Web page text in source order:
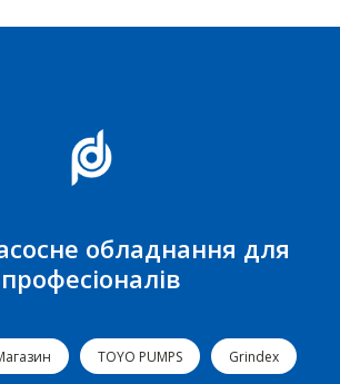
обладнання для
професіоналів
TOYO PUMPS Grindex